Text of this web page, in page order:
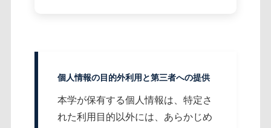
個人情報の目的外利用と第三者への提供
本学が保有する個人情報は、特定さ
れた利用目的以外には、あらかじめ